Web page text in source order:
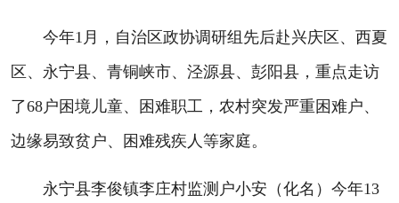
今年1月，自治区政协调研组先后赴兴庆区、西夏
区、永宁县、青铜峡市、泾源县、彭阳县，重点走访
了68户困境儿童、困难职工，农村突发严重困难户、
边缘易致贫户、困难残疾人等家庭。
永宁县李俊镇李庄村监测户小安（化名）今年13